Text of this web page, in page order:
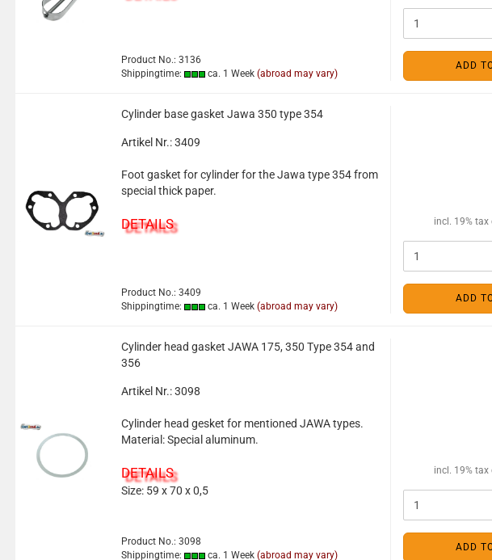
Product No.: 3136
Shippingtime:
ca. 1 Week (abroad may vary)
ADD
Cylinder base gasket Jawa 350 type 354
Artikel Nr.: 3409
Foot gasket for cylinder for the Jawa type 354 from
special thick paper.
DETAILS
Product No.: 3409
Shippingtime:
ca. 1 Week (abroad may vary)
incl. 19% tax
ADD
Cylinder head gasket JAWA 175, 350 Type 354 and
356
Artikel Nr.: 3098
Cylinder head gesket for mentioned JAWA types.
Material: Special aluminum.
DETAILS
Size: 59 x 70 x 0,5
Product No.: 3098
Shippingtime:
ca. 1 Week (abroad may vary)
incl. 19% tax
ADD